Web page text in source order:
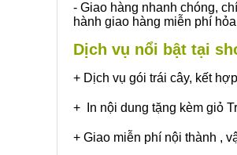
- Giao hàng nhanh chóng,
hành giao hàng miễn phí
Dịch vụ nổi bật tại
+ Dịch vụ gói trái cây, kết
+ In nội dung tặng kèm giỏ
+ Giao miễn phí nội thành ,